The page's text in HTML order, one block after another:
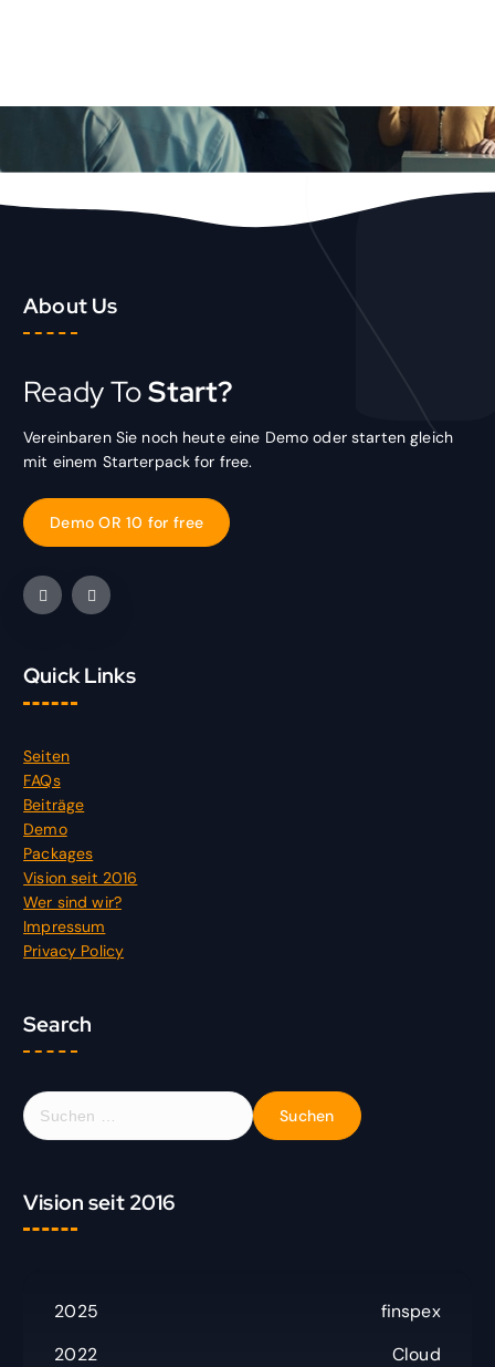
About Us
Ready ToStart?
Vereinbaren Sie noch heute eine Demo oder starten gleich
mit einem Starterpack for free.
Demo OR 10 for free
Quick Links
Seiten
FAQs
Beiträge
Demo
Packages
Vision seit 2016
Wer sind wir?
Impressum
Privacy Policy
Search
S
u
e
n
Vision seit 2016
2025
finspex
2022
Cloud